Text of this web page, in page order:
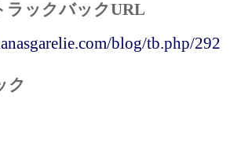
ラックバックURL
blog/tb.php/292
ク